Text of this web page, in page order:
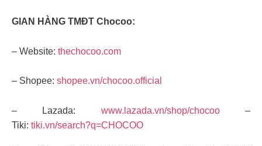
GIAN HÀNG TMĐT Chocoo:
– Website: thechocoo.com
– Shopee: shopee.vn/chocoo.official
– Lazada: www.lazada.vn/shop/chocoo–
Tiki: tiki.vn/search?q=CHOCOO